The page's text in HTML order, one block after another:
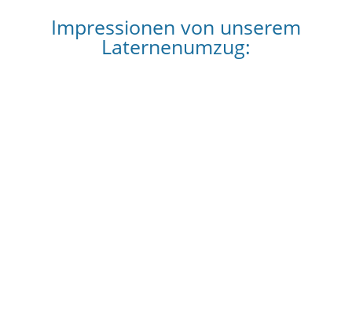
Impressionen von unserem
Laternenumzug: